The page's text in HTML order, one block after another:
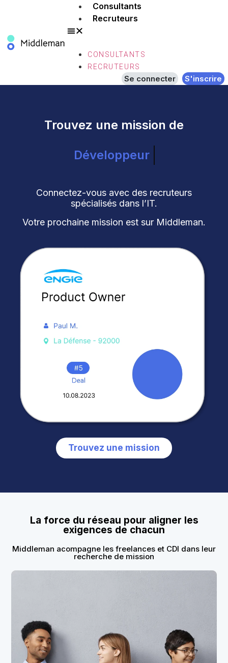
Consultants
Recruteurs
CONSULTANTS
RECRUTEURS
Se connecter S'inscrire
Trouvez une mission de
Développeur
Connectez-vous avec des recruteurs
spécialisés dans l’IT.
Votre prochaine mission est sur Middleman.
Trouvez une mission
La force du réseau pour aligner les
exigences de chacun
Middleman acompagne les freelances et CDI dans leur
recherche de mission